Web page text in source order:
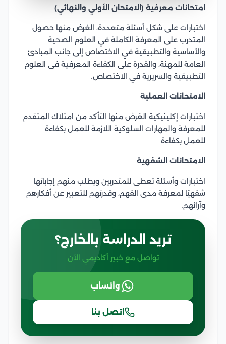
امتحانات معرفية (الامتحان الأولي والنهائي)
اختبارات على شكل أسئلة متعددة، الغرض منها حصول
المتدرب على المعرفة الكاملة في العلوم الصحية
والأساسية والتطبيقية في الاختصاص إلى جانب المبادئ
العامة للمهنة، والقدرة على الكفاءة المعرفية فى العلوم
التطبيقية والسريرية في الاختصاص.
الامتحانات العملية
اختبارات إكلينيكية الغرض منها التأكد من امتلاك المتقدم
للمعرفة والمهارات السلوكية اللازمة للعمل بكفاءة
للعمل بكفاءة.
الامتحانات الشفهية
اختبارات وأسئلة تعطى للمتدربين ويطلب منهم إجاباتها
شفهيًا لمعرفة مدى الفهم، وقدرتهم للتعبير عن أفكارهم
وآرائهم.
تريد الدراسة بالخارج؟
تواصل مع خبير أكاديمي الآن
واتساب
اتصل بنا